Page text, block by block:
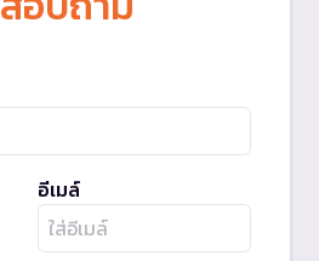
อีเมล์